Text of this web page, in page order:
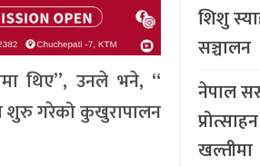
थिए”, उनले भने, “
शुरु गरेको कुखुरापालन
शिशु
सञ्चालन
नेपाल
खल्तीमा